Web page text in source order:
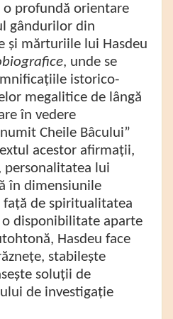
o profundă orientare
gândurilor din
și mărturiile lui Hasdeu
, unde se
istorico-
megalitice de lângă
în vedere
Cheile Bâcului”
acestor afirmații,
personalitatea lui
în dimensiunile
de spiritualitatea
disponibilitate aparte
Hasdeu face
stabilește
soluții de
de investigație